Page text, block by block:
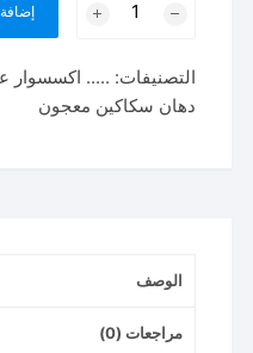
Bricklaying
8''
THT828125
التصنيفات: ..... اكسسوار
دهان سكاكين معجون
الوصف
مراجعات (0)